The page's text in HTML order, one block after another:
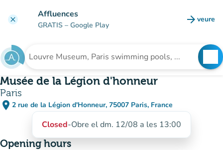
clear Affluences
GRATIS – Google Play arrow_forward veure
(new
Search for an institution
Musée de la Légion d'honneur
Paris
place 2 rue de la Légion d'Honneur, 75007 Paris, France
(open in Google Maps)
(new tab)
Closed-Obre el dm. 12/08 a les 13:00
Opening hours